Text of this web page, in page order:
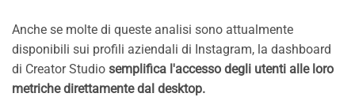
Anche se molte di queste analisi sono attualmente
disponibili sui profili aziendali di Instagram, la dashboard
di Creator Studio semplifica l'accesso degli utenti alle loro
metriche direttamente dal desktop.